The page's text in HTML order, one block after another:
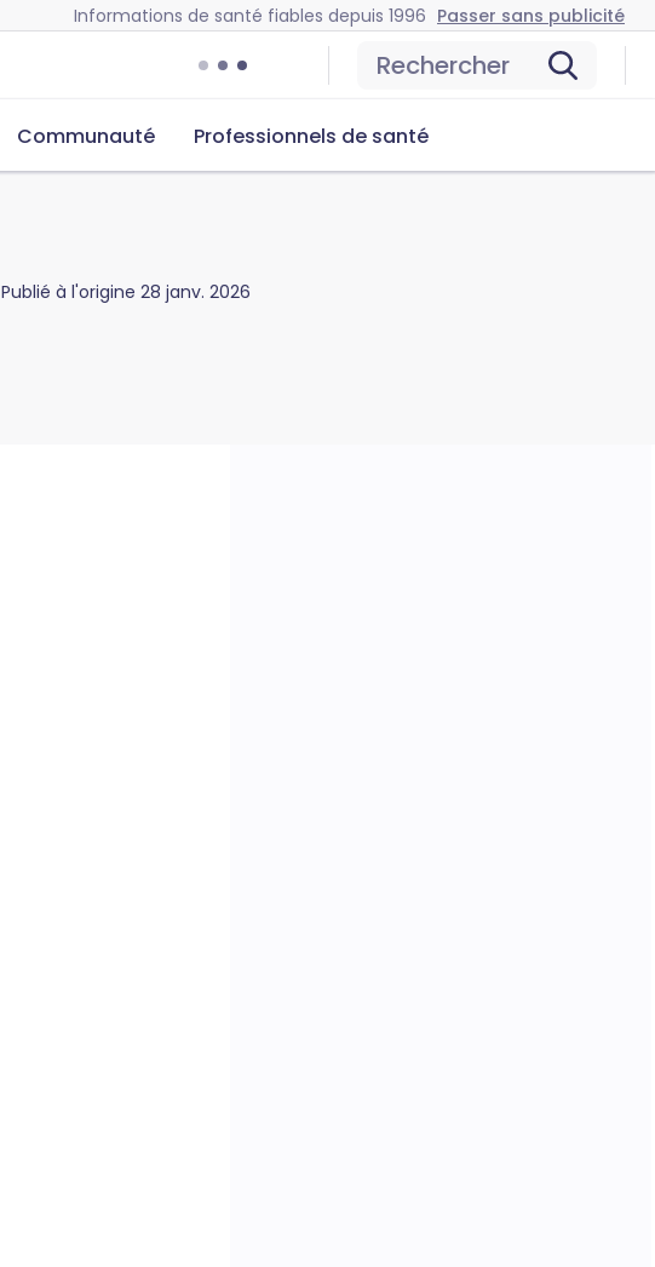
Informations de santé fiables depuis 1996 Passer sans publicité
Rechercher
Communauté Professionnels de santé
Publié à l'origine 28 janv. 2026